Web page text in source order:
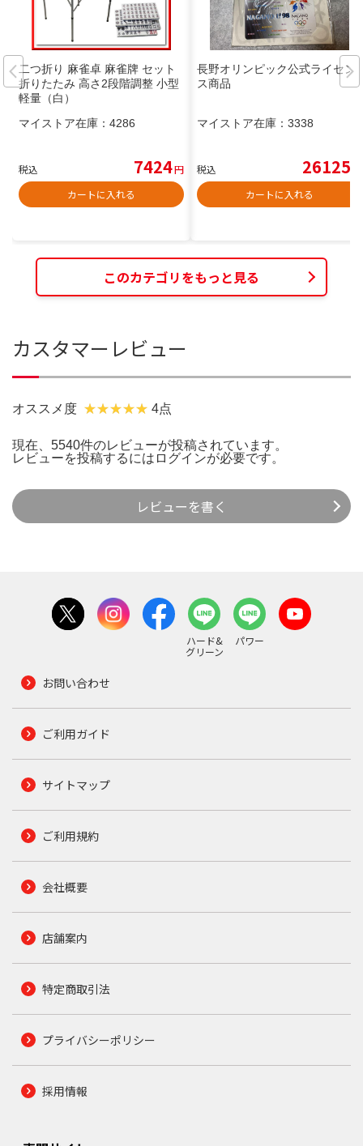
二つ折り 麻雀卓 麻雀牌 セット
折りたたみ 高さ2段階調整 小型
軽量（白）
マイストア在庫： 4286
税込 7424円
カートに入れる
長野オリンピック公式ライセン
ス商品
マイストア在庫： 3338
税込 26125
カートに入れる
このカテゴリをもっと見る
カスタマーレビュー
オススメ度 4点
現在、5540件のレビューが投稿されています。
レビューを投稿するには ログインが必要です。
レビューを書く
ハード&
グリーン
パワー
お問い合わせ
ご利用ガイド
サイトマップ
ご利用規約
会社概要
店舗案内
特定商取引法
プライバシーポリシー
採用情報